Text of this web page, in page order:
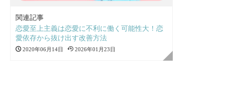
関連記事
恋愛至上主義は恋愛に不利に働く可能性大！恋
愛依存から抜け出す改善方法
2020年06月14日 2026年01月23日